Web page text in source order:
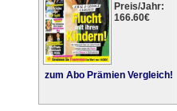
Preis/Jahr:
166.60€
zum Abo Prämien Vergleich!